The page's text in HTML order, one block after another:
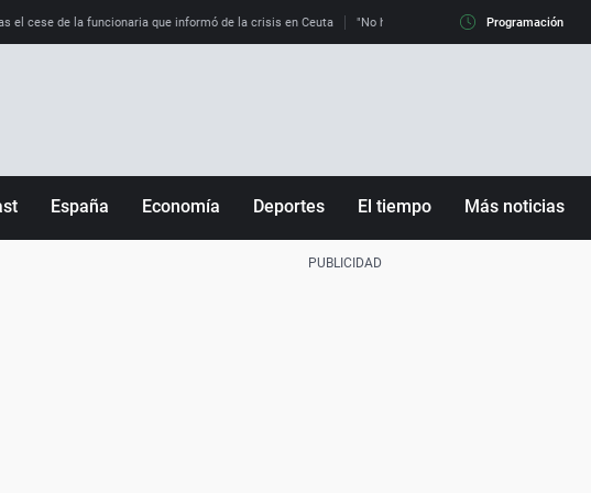
el cese de la funcionaria que informó de la crisis en Ceuta "No hay mafias, que no nos engañen":
Programación
España Economía Deportes El tiempo Más noticias